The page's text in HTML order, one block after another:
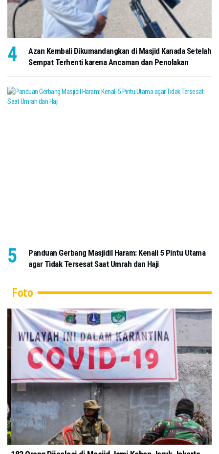
Azan Kembali Dikumandangkan di Masjid Kanada Setelah
Sempat Terhenti karena Ancaman dan Penolakan
Panduan Gerbang Masjidil Haram: Kenali 5 Pintu Utama
agar Tidak Tersesat Saat Umrah dan Haji
Foto